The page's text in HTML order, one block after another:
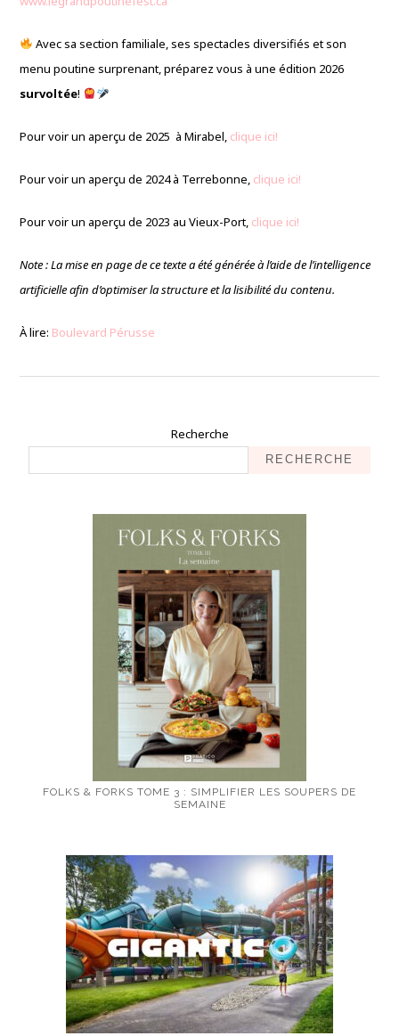
Avec sa section familiale, ses spectacles diversifiés et son
menu poutine surprenant, préparez vous à une édition 2026
survoltée!
Pour voir un aperçu de 2025 à Mirabel, clique ici!
Pour voir un aperçu de 2024 à Terrebonne, clique ici!
Pour voir un aperçu de 2023 au Vieux-Port, clique ici!
Note : La mise en page de ce texte a été générée à l’aide de l’intelligence
artificielle afin d’optimiser la structure et la lisibilité du contenu.
À lire: Boulevard Pérusse
Recherche
RECHERCHE
FOLKS & FORKS TOME 3 : SIMPLIFIER LES SOUPERS DE
SEMAINE